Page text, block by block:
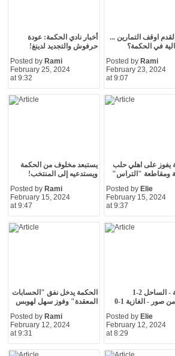
أخبار نادي الحكمة: عودة
حرفوش والتجديد لدينغ!
Posted by Rami
February 25, 2024
at 9:32
اوقف التمارين ...
في الحكمة؟
Posted by Rami
February 23, 2024
at 9:07
يستبعد مخلوف من الحكمة
ويستدعيه إلى المنتخب!
Posted by Rami
February 15, 2024
at 9:47
يفوز على اهلي حلب
ومقاطعة "التراس"
Posted by Elie
February 15, 2024
at 9:37
الحكمة يدخل نفق "الحسابات
المعقدة" وفوز سهل لهوبس
Posted by Rami
February 12, 2024
at 9:31
الحكمة - الساحل 2-1
صور - الغازية 1-0
Posted by Elie
February 12, 2024
at 8:29